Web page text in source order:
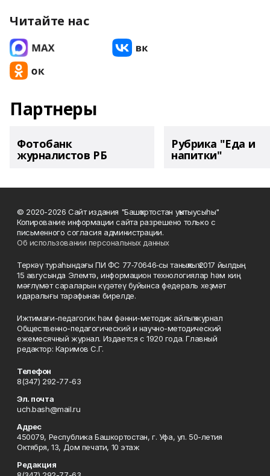
Читайте нас
Партнеры
Фотобанк
журналистов РБ
Рубрика "Еда и
напитки"
© 2020-2026 Сайт издания "Башҡортостан уҡытыусыһы"
Копирование информации сайта разрешено только с
письменного согласия администрации.
Об использовании персональных данных
Теркәү тураһындағы ПИ ФС 77‑70646‑сы таныҡлыҡ 2017 йылдың
15 авгусында Элемтә, информацион технологиялар һәм киң
мәғлүмәт сараларын күҙәтеү буйынса федераль хеҙмәт
идаралығы тарафынан бирелде.
Ижтимағи-педагогик һәм фәнни-методик айлыҡ журнал
Общественно-педагогический и научно-методический
ежемесячный журнал. Издается с 1920 года. Главный
редактор: Каримов С.Г.
Телефон
8(347) 292-77-63
Эл. почта
uch.bash@mail.ru
Адрес
450079, Республика Башкортостан, г. Уфа, ул. 50-летия
Октября, 13, Дом печати, 10 этаж
Редакция